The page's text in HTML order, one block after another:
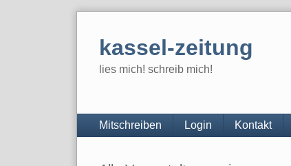
kassel-zeitung
lies mich! schreib mich!
Navigation
Mitschreiben Login Kontakt